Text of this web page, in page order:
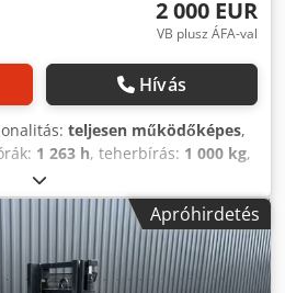
2 000 EUR
VB plusz ÁFA-val
Hívás
teljesen működőképes,
1 263 h, teherbírás: 1 000 kg,
mm, üzemanyagtípus:
simplex, építési magasság:
Elektro
, Vontatható targoncához
Oszloptípus: Mono Állapot:
működőképes Műszaki állapot:
Apróhirdetés